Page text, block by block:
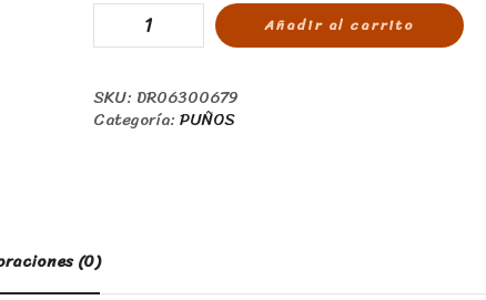
Añadir al carrito
SKU: DR06300679
Categoría:PUÑOS
(0)